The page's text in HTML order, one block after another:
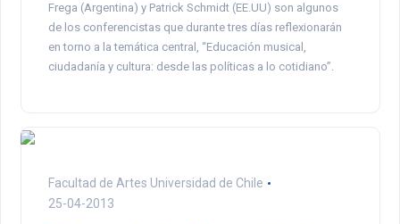
Frega (Argentina) y Patrick Schmidt (EE.UU) son algunos
de los conferencistas que durante tres días reflexionarán
en torno a la temática central, “Educación musical,
ciudadanía y cultura: desde las políticas a lo cotidiano”.
Facultad de Artes Universidad de Chile
25-04-2013